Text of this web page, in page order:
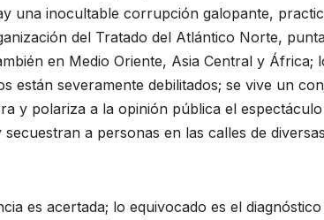
una inocultable corrupción galopante,
del Tratado del Atlántico Norte,
en Medio Oriente, Asia Central y África;
están severamente debilitados; se vive un
y polariza a la opinión pública el
a personas en las calles de
es acertada; lo equivocado es el